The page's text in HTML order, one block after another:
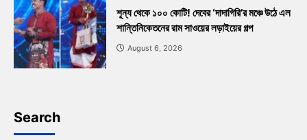
শূন্য থেকে ১০০ কোটি! দেবের ‘দাদাগিরি’র মঞ্চে উঠে এল
শান্তিনিকেতনের রাম সাওয়ের লড়াইয়ের গল্প
August 6, 2026
Search